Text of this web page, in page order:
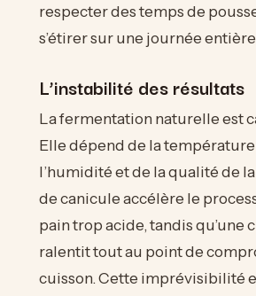
respecter des temps de
s’étirer sur une journée
L’instabilité des résultats
La fermentation naturelle est
Elle dépend de la
l’humidité et de la qualité de
de canicule accélère le
pain trop acide, tandis qu’une
ralentit tout au point de
cuisson. Cette imprévisibilité